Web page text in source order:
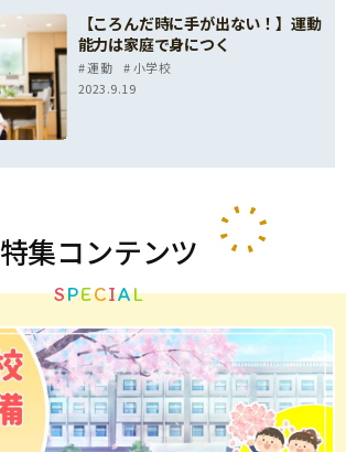
【ころんだ時に手が出ない！】運動
能力は家庭で身につく
運動
小学校
2023.9.19
特集コンテンツ
SPECIAL